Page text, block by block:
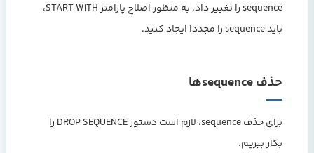
sequence را تغییر داد. به منظور اصلاح پارامتر START WITH،
باید sequence را مجددا ایجاد کنید.
حذف sequenceها
برای حذف sequence، لازم است دستور DROP SEQUENCE را
بکار ببریم.